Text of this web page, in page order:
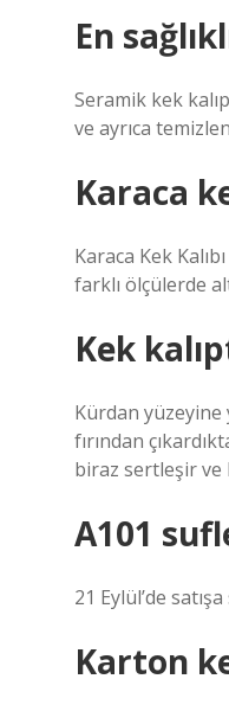
En
Seramik kek
ve ayrıca
Karaca
Karaca Kek
farklı ölçülerde
Kek
Kürdan yüzeyine
fırından
biraz sertleşir ve
A101
21 Eylül’de
Karton